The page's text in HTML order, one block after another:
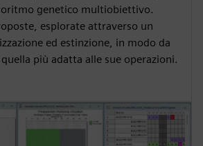
genetico multiobiettivo.
esplorate attraverso un
ed estinzione, in modo da
più adatta alle sue operazioni.